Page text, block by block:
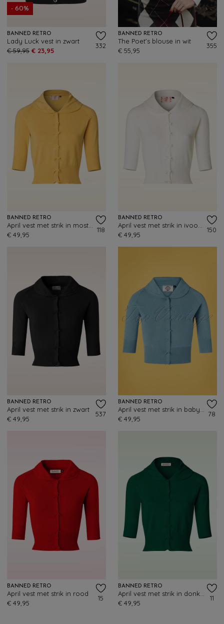
- 60%
BANNED RETRO
Lady Luck vest in zwart
€ 59,95 € 23,95
332
BANNED RETRO
The Poet’s blouse in wit
€ 55,95
355
BANNED RETRO
€ 49,95
118
BANNED RETRO
€ 49,95
150
BANNED RETRO
April vest met strik in zwart
€ 49,95
537
BANNED RETRO
€ 49,95
78
BANNED RETRO
April vest met strik in rood
€ 49,95
15
BANNED RETRO
€ 49,95
11